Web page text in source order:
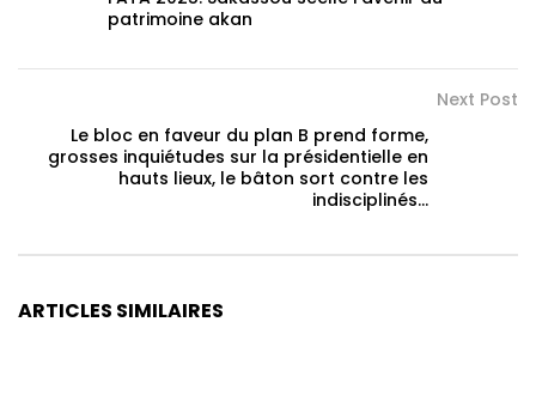
patrimoine akan
Next Post
Le bloc en faveur du plan B prend forme,
grosses inquiétudes sur la présidentielle en
hauts lieux, le bâton sort contre les
indisciplinés…
ARTICLES SIMILAIRES